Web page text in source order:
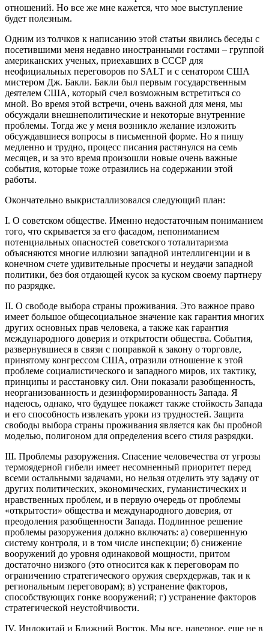
отношений. Но все же мне кажется, что мое выступление
будет полезным.
Одним из толчков к написанию этой статьи явились беседы с
посетившими меня недавно иностранными гостями – группой
американских ученых, приехавших в СССР для
неофициальных переговоров по SALT и с сенатором США
мистером Дж. Бакли. Бакли был первым государственным
деятелем США, который счел возможным встретиться со
мной. Во время этой встречи, очень важной для меня, мы
обсуждали внешнеполитические и некоторые внутренние
проблемы. Тогда же у меня возникло желание изложить
обсуждавшиеся вопросы в письменной форме. Но я пишу
медленно и трудно, процесс писания растянулся на семь
месяцев, и за это время произошли новые очень важные
события, которые тоже отразились на содержании этой
работы.
Окончательно выкристаллизовался следующий план:
I. О советском обществе. Именно недостаточным пониманием
того, что скрывается за его фасадом, непониманием
потенциальных опасностей советского тоталитаризма
объясняются многие иллюзии западной интеллигенции и в
конечном счете удивительные просчеты и неудачи западной
политики, без боя отдающей кусок за куском своему партнеру
по разрядке.
II. О свободе выбора страны проживания. Это важное право
имеет большое общесоциальное значение как гарантия многих
других основных прав человека, а также как гарантия
международного доверия и открытости общества. События,
развернувшиеся в связи с поправкой к закону о торговле,
принятому конгрессом США, отразили отношение к этой
проблеме социалистического и западного миров, их тактику,
принципы и расстановку сил. Они показали разобщенность,
неорганизованность и дезинформированность Запада. Я
надеюсь, однако, что будущее покажет также стойкость Запада
и его способность извлекать уроки из трудностей. Защита
свободы выбора страны проживания является как бы пробной
моделью, полигоном для определения всего стиля разрядки.
III. Проблемы разоружения. Спасение человечества от угрозы
термоядерной гибели имеет несомненный приоритет перед
всеми остальными задачами, но нельзя отделить эту задачу от
других политических, экономических, гуманистических и
нравственных проблем, и в первую очередь от проблемы
«открытости» общества и международного доверия, от
преодоления разобщенности Запада. Подлинное решение
проблемы разоружения должно включать: а) совершенную
систему контроля, и в том числе инспекции; б) снижение
вооружений до уровня одинаковой мощности, притом
достаточно низкого (это относится как к переговорам по
ограничению стратегического оружия сверхдержав, так и к
региональным переговорам); в) устранение факторов,
способствующих гонке вооружений; г) устранение факторов
стратегической неустойчивости.
IV. Индокитай и Ближний Восток. Мы все, наверное, еще не в